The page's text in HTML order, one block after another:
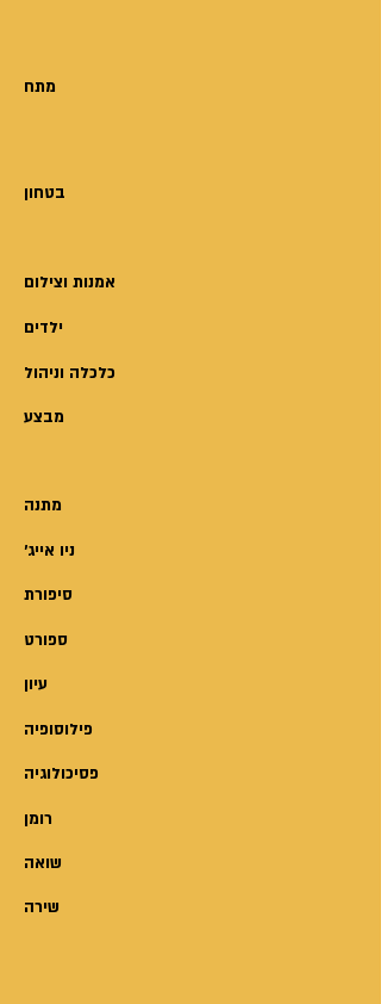
מתח
בטחון
אמנות וצילום
ילדים
כלכלה וניהול
מבצע
מתנה
'ניו אייג
סיפורת
ספורט
עיון
פילוסופיה
פסיכולוגיה
רומן
שואה
שירה